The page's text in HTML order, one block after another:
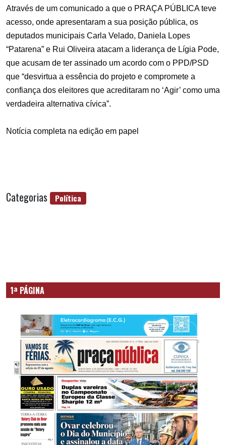
Através de um comunicado a que o PRAÇA PÚBLICA teve
acesso, onde apresentaram a sua posição pública, os
deputados municipais Carla Velado, Daniela Lopes
“Patarena” e Rui Oliveira atacam a liderança de Lígia Pode,
que acusam de ter assinado um acordo com o PPD/PSD
que “desvirtua a essência do projeto e compromete a
confiança dos eleitores que acreditaram no ‘Agir’ como uma
verdadeira alternativa cívica”.
Notícia completa na edição em papel
Categorias Política
1ª PÁGINA